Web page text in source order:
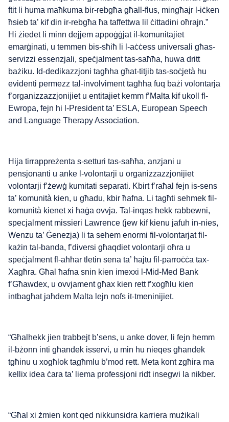
ftit li huma maħkuma bir-rebgħa għall-flus, mingħajr l-iċken
ħsieb ta’ kif din ir-rebgħa ħa taffettwa lil ċittadini oħrajn.”
Hi żiedet li minn dejjem appoġġjat il-komunitajiet
emarġinati, u temmen bis-sħiħ li l-aċċess universali għas-
servizzi essenzjali, speċjalment tas-saħħa, huwa dritt
bażiku. Id-dedikazzjoni tagħha għat-titjib tas-soċjetà hu
evidenti permezz tal-involviment tagħha fuq bażi volontarja
f’organizzazzjonijiet u entitajiet kemm f’Malta kif ukoll fl-
Ewropa, fejn hi l-President ta’ ESLA, European Speech
and Language Therapy Association.
Hija tirrappreżenta s-setturi tas-saħħa, anzjani u
pensjonanti u anke l-volontarji u organizzazzjonijiet
volontarji f’żewġ kumitati separati. Kbirt f’raħal fejn is-sens
ta’ komunità kien, u għadu, kbir ħafna. Li tagħti sehmek fil-
komunità kienet xi ħaġa ovvja. Tal-inqas hekk rabbewni,
specjalment missieri Lawrence (jew kif kienu jafuh in-nies,
Wenzu ta’ Ġenezja) li ta sehem enormi fil-volontarjat fil-
każin tal-banda, f’diversi għaqdiet volontarji oħra u
speċjalment fl-aħħar tletin sena ta’ ħajtu fil-parroċċa tax-
Xagħra. Għal ħafna snin kien imexxi l-Mid-Med Bank
f’Għawdex, u ovvjament għax kien rett f’xogħlu kien
intbagħat jaħdem Malta lejn nofs it-tmeninijiet.
“Għalhekk jien trabbejt b’sens, u anke dover, li fejn hemm
il-bżonn inti għandek isservi, u min hu nieqes għandek
tgħinu u xogħlok tagħmlu b’mod rett. Meta kont zgħira ma
kellix idea ċara ta’ liema professjoni ridt insegwi la nikber.
“Għal xi żmien kont qed nikkunsidra karriera mużikali